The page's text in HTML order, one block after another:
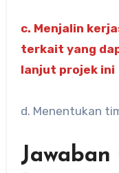
c. Menjalin
terkait yang
lanjut projek ini
d. Menentukan